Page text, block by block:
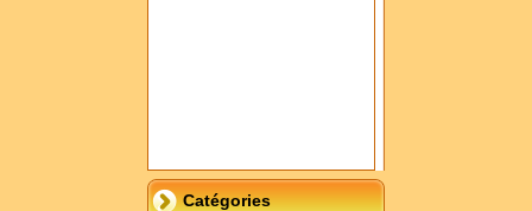
Catégories